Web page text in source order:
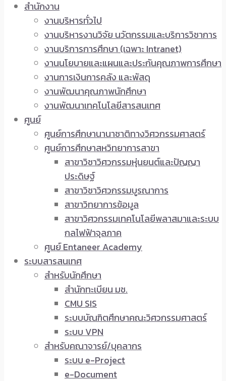
สำนักงาน
งานบริหารทั่วไป
งานบริหารงานวิจัย นวัตกรรมและบริการวิชาการ
งานบริการการศึกษา (เฉพาะ Intranet)
งานนโยบายและแผนและประกันคุณภาพการศึกษา
งานการเงินการคลัง และพัสดุ
งานพัฒนาคุณภาพนักศึกษา
งานพัฒนาเทคโนโลยีสารสนเทศ
ศูนย์
ศูนย์การศึกษานานาชาติทางวิศวกรรมศาสตร์
ศูนย์การศึกษาสหวิทยาการสาขา
สาขาวิชาวิศวกรรมหุ่นยนต์และปัญญา
ประดิษฐ์
สาขาวิชาวิศวกรรมบูรณาการ
สาขาวิทยาการข้อมูล
สาขาวิศวกรรมเทคโนโลยีพลาสมาและระบบ
กลไฟฟ้าจุลภาค
ศูนย์ Entaneer Academy
ระบบสารสนเทศ
สำหรับนักศึกษา
สำนักทะเบียน มช.
CMU SIS
ระบบบัณฑิตศึกษาคณะวิศวกรรมศาสตร์
ระบบ VPN
สำหรับคณาจารย์/บุคลากร
ระบบ e-Project
e-Document